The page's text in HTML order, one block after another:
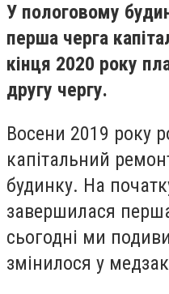
У пологовому
перша черга
кінця 2020 року
другу чергу.
Восени 2019 року
капітальний
будинку. На
завершилася
сьогодні ми
змінилося у